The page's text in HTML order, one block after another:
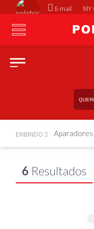
E-mail MY
EXIBINDO
6 Resultados